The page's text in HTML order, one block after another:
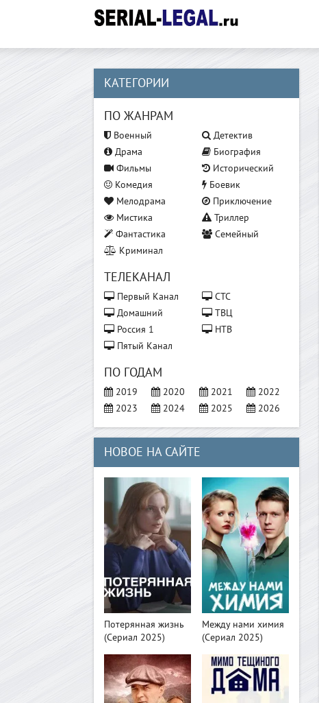
КАТЕГОРИИ
ПО ЖАНРАМ
Военный
Детектив
Драма
Биография
Фильмы
Исторический
Комедия
Боевик
Мелодрама
Приключение
Мистика
Триллер
Фантастика
Семейный
Криминал
ТЕЛЕКАНАЛ
Первый Канал
СТС
Домашний
ТВЦ
Россия 1
НТВ
Пятый Канал
ПО ГОДАМ
2019 2020 2021
2022
2023
2024 2025 2026
НОВОЕ НА САЙТЕ
>
Потерянная жизнь
(Сериал 2025)
Между нами химия
(Сериал 2025)